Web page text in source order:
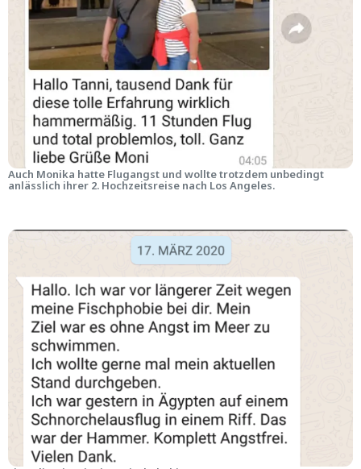
Auch Monika hatte Flugangst und wollte trotzdem unbedingt
anlässlich ihrer 2. Hochzeitsreise nach Los Angeles.